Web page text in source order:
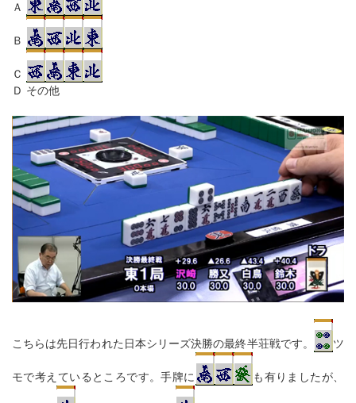
Ａ
Ｂ
Ｃ
Ｄ その他
こちらは先日行われた日本シリーズ決勝の最終半荘戦です。 ツ
モで考えているところです。手牌に も有りましたが、